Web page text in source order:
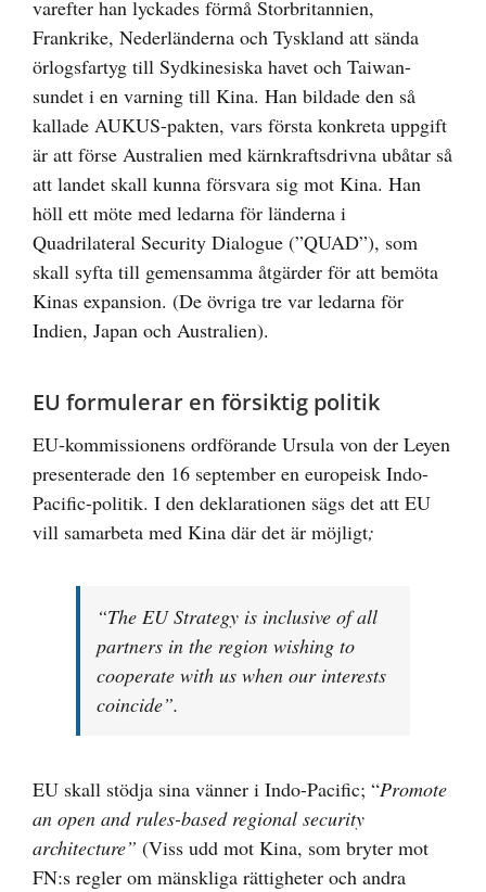
varefter han lyckades förmå Storbritannien,
Frankrike, Nederländerna och Tyskland att sända
örlogsfartyg till Sydkinesiska havet och Taiwan-
sundet i en varning till Kina. Han bildade den så
kallade AUKUS-pakten, vars första konkreta uppgift
är att förse Australien med kärnkraftsdrivna ubåtar så
att landet skall kunna försvara sig mot Kina. Han
höll ett möte med ledarna för länderna i
Quadrilateral Security Dialogue (”QUAD”), som
skall syfta till gemensamma åtgärder för att bemöta
Kinas expansion. (De övriga tre var ledarna för
Indien, Japan och Australien).
EU formulerar en försiktig politik
EU-kommissionens ordförande Ursula von der Leyen
presenterade den 16 september en europeisk Indo-
Pacific-politik. I den deklarationen sägs det att EU
vill samarbeta med Kina där det är möjligt;
“The EU Strategy is inclusive of all
partners in the region wishing to
cooperate with us when our interests
coincide”.
EU skall stödja sina vänner i Indo-Pacific; “Promote
an open and rules-based regional security
architecture” (Viss udd mot Kina, som bryter mot
FN:s regler om mänskliga rättigheter och andra